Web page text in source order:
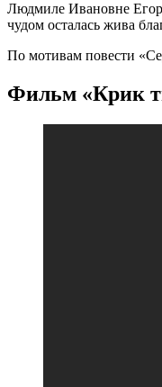
Людмиле Ивановне
чудом осталась жива
По мотивам повести
Фильм «Крик